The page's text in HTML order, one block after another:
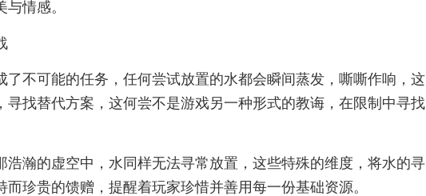
情感。
了不可能的任务，任何尝试放置的水都会瞬间蒸发，嘶嘶作响，这
寻找替代方案，这何尝不是游戏另一种形式的教诲，在限制中寻找
浩瀚的虚空中，水同样无法寻常放置，这些特殊的维度，将水的寻
珍贵的馈赠，提醒着玩家珍惜并善用每一份基础资源。